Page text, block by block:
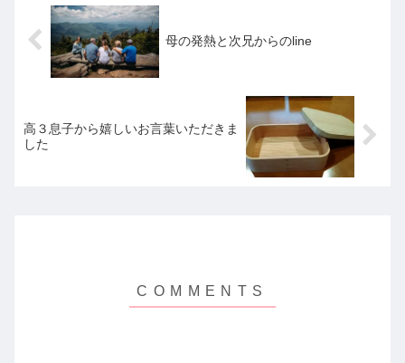
母の発熱と次兄からのline
高３息子から嬉しいお言葉いただきま
した